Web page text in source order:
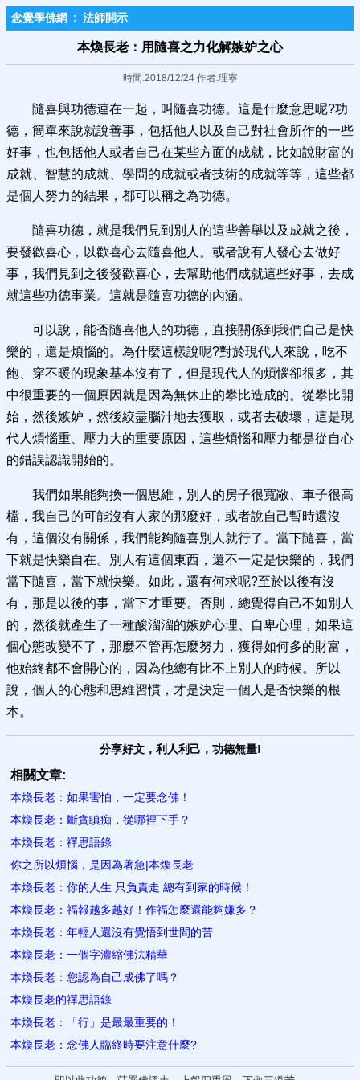
念覺學佛網 : 法師開示
本煥長老：用隨喜之力化解嫉妒之心
時間:2018/12/24 作者:理寧
隨喜與功德連在一起，叫隨喜功德。這是什麼意思呢?功
德，簡單來說就說善事，包括他人以及自己對社會所作的一些
好事，也包括他人或者自己在某些方面的成就，比如說財富的
成就、智慧的成就、學問的成就或者技術的成就等等，這些都
是個人努力的結果，都可以稱之為功德。
隨喜功德，就是我們見到別人的這些善舉以及成就之後，
要發歡喜心，以歡喜心去隨喜他人。或者說有人發心去做好
事，我們見到之後發歡喜心，去幫助他們成就這些好事，去成
就這些功德事業。這就是隨喜功德的內涵。
可以說，能否隨喜他人的功德，直接關係到我們自己是快
樂的，還是煩惱的。為什麼這樣說呢?對於現代人來說，吃不
飽、穿不暖的現象基本沒有了，但是現代人的煩惱卻很多，其
中很重要的一個原因就是因為無休止的攀比造成的。從攀比開
始，然後嫉妒，然後絞盡腦汁地去獲取，或者去破壞，這是現
代人煩惱重、壓力大的重要原因，這些煩惱和壓力都是從自心
的錯誤認識開始的。
我們如果能夠換一個思維，別人的房子很寬敞、車子很高
檔，我自己的可能沒有人家的那麼好，或者說自己暫時還沒
有，這個沒有關係，我們能夠隨喜別人就行了。當下隨喜，當
下就是快樂自在。別人有這個東西，還不一定是快樂的，我們
當下隨喜，當下就快樂。如此，還有何求呢?至於以後有沒
有，那是以後的事，當下才重要。否則，總覺得自己不如別人
的，然後就產生了一種酸溜溜的嫉妒心理、自卑心理，如果這
個心態改變不了，那麼不管再怎麼努力，獲得如何多的財富，
他始終都不會開心的，因為他總有比不上別人的時候。所以
說，個人的心態和思維習慣，才是決定一個人是否快樂的根
本。
分享好文，利人利己，功德無量!
相關文章:
本煥長老：如果害怕，一定要念佛！
本煥長老：斷貪瞋痴，從哪裡下手？
本煥長老：禪思語錄
你之所以煩惱，是因為著急|本煥長老
本煥長老：你的人生 只負責走 總有到家的時候！
本煥長老：福報越多越好！作福怎麼還能夠嫌多？
本煥長老：年輕人還沒有覺悟到世間的苦
本煥長老：一個字濃縮佛法精華
本煥長老：您認為自己成佛了嗎？
本煥長老的禪思語錄
本煥長老：「行」是最最重要的！
本煥長老：念佛人臨終時要注意什麼?